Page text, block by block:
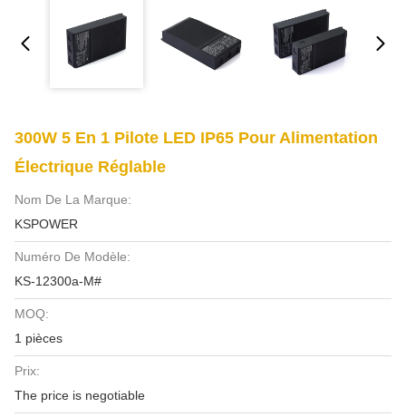
300W 5 En 1 Pilote LED IP65 Pour Alimentation
Électrique Réglable
Nom De La Marque:
KSPOWER
Numéro De Modèle:
KS-12300a-M#
MOQ:
1 pièces
Prix:
The price is negotiable